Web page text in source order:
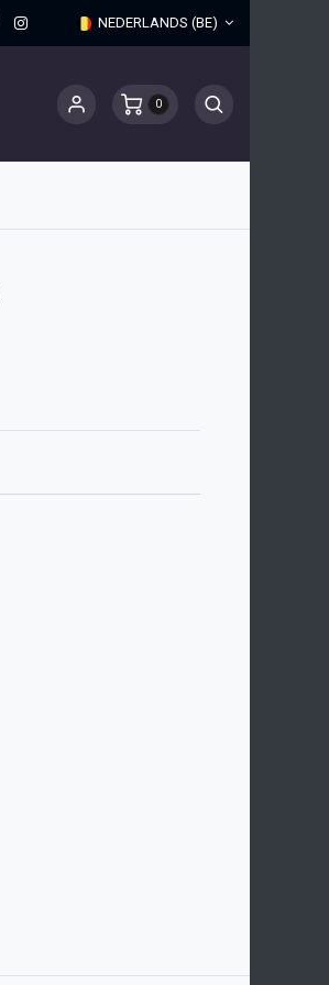
NEDERLANDS (BE)
0